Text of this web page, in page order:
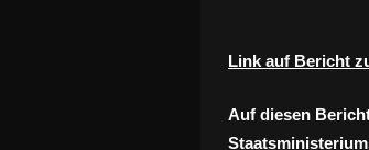
Link auf Bericht
Auf diesen